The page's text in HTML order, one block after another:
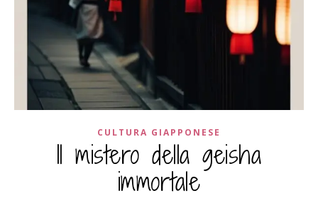
CULTURA GIAPPONESE
Il mistero della geisha
immortale